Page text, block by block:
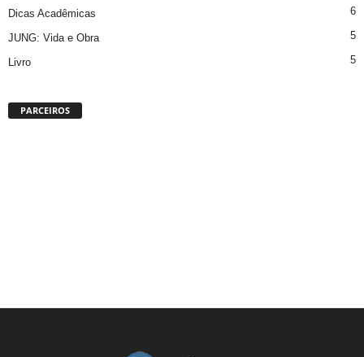
Dicas Acadêmicas 6
JUNG: Vida e Obra 5
Livro 5
PARCEIROS